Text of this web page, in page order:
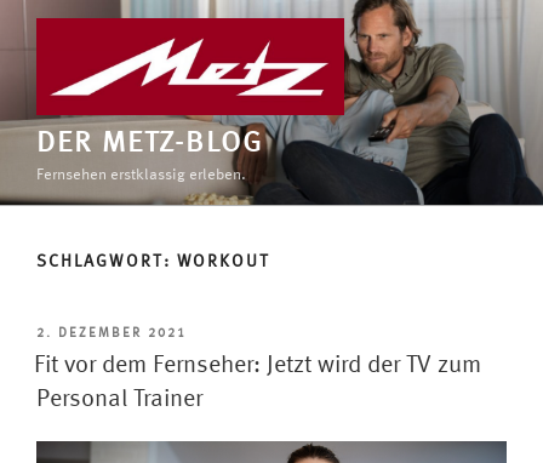
DER METZ-BLOG
Fernsehen erstklassig erleben.
SCHLAGWORT: WORKOUT
VERÖFFENTLICHT
AM
2. DEZEMBER 2021
Fit vor dem Fernseher: Jetzt wird der TV zum
Personal Trainer